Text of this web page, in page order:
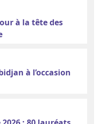
à la tête des
à l’occasion